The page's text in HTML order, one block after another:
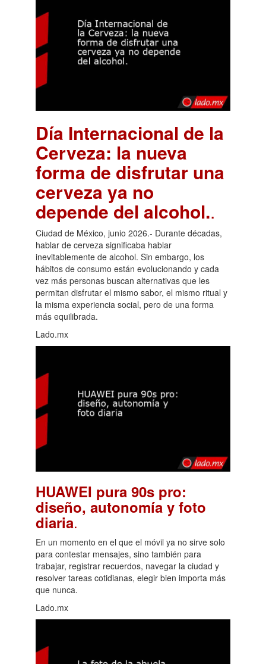
Día Internacional de la
Cerveza: la nueva
forma de disfrutar una
cerveza ya no
depende del alcohol..
Ciudad de México, junio 2026.- Durante décadas,
hablar de cerveza significaba hablar
inevitablemente de alcohol. Sin embargo, los
hábitos de consumo están evolucionando y cada
vez más personas buscan alternativas que les
permitan disfrutar el mismo sabor, el mismo ritual y
la misma experiencia social, pero de una forma
más equilibrada.
Lado.mx
HUAWEI pura 90s pro:
diseño, autonomía y foto
diaria.
En un momento en el que el móvil ya no sirve solo
para contestar mensajes, sino también para
trabajar, registrar recuerdos, navegar la ciudad y
resolver tareas cotidianas, elegir bien importa más
que nunca.
Lado.mx